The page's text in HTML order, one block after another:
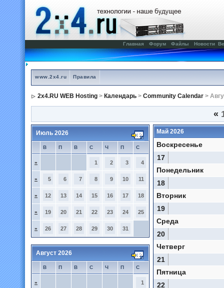
Главная Форум Файлы Новости
www.2x4.ru Правила
2x4.RU WEB Hosting > Календарь > Community Calendar >
«
Июль 2026
В П В С Ч П С
» 1 2 3 4
» 5 6 7 8 9 10 11
» 12 13 14 15 16 17 18
» 19 20 21 22 23 24 25
» 26 27 28 29 30 31
Август 2026
В П В С Ч П С
» 1
Май 2026
Воскресенье
17
Понедельник
18
Вторник
19
Среда
20
Четверг
21
Пятница
22